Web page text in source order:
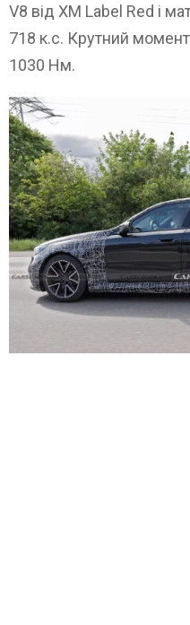
V8 від XM Label Red і
718 к.с. Крутний
1030 Нм.